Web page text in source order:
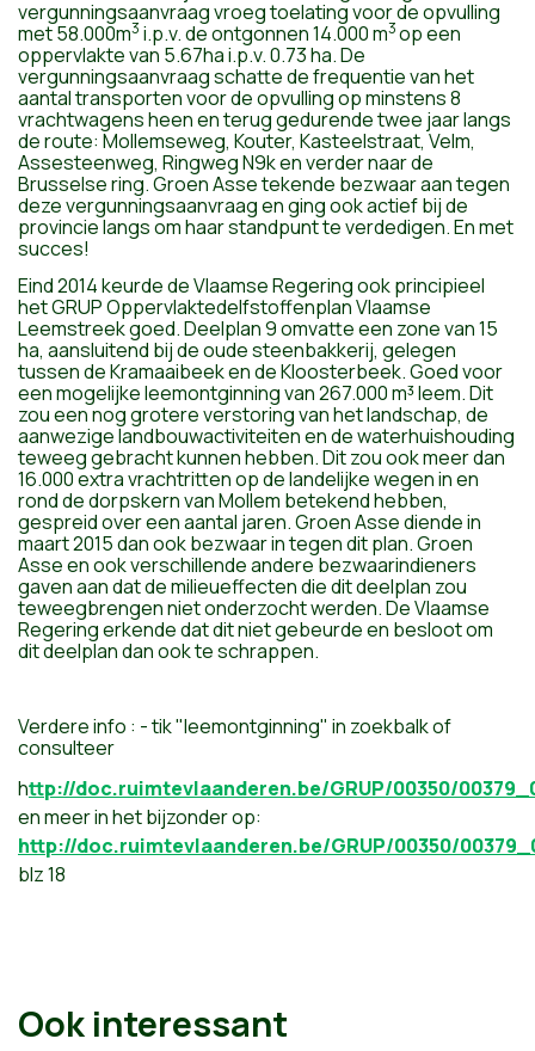
vergunningsaanvraag vroeg toelating voor de opvulling
met 58.000m3 i.p.v. de ontgonnen 14.000 m3op een
oppervlakte van 5.67ha i.p.v. 0.73 ha. De
vergunningsaanvraag schatte de frequentie van het
aantal transporten voor de opvulling op minstens 8
vrachtwagens heen en terug gedurende twee jaar langs
de route: Mollemseweg, Kouter, Kasteelstraat, Velm,
Assesteenweg, Ringweg N9k en verder naar de
Brusselse ring. Groen Asse tekende bezwaar aan tegen
deze vergunningsaanvraag en ging ook actief bij de
provincie langs om haar standpunt te verdedigen. En met
succes!
Eind 2014 keurde de Vlaamse Regering ook principieel
het GRUP Oppervlaktedelfstoffenplan Vlaamse
Leemstreek goed. Deelplan 9 omvatte een zone van 15
ha, aansluitend bij de oude steenbakkerij, gelegen
tussen de Kramaaibeek en de Kloosterbeek. Goed voor
een mogelijke leemontginning van 267.000 m³ leem. Dit
zou een nog grotere verstoring van het landschap, de
aanwezige landbouwactiviteiten en de waterhuishouding
teweeg gebracht kunnen hebben. Dit zou ook meer dan
16.000 extra vrachtritten op de landelijke wegen in en
rond de dorpskern van Mollem betekend hebben,
gespreid over een aantal jaren. Groen Asse diende in
maart 2015 dan ook bezwaar in tegen dit plan. Groen
Asse en ook verschillende andere bezwaarindieners
gaven aan dat de milieueffecten die dit deelplan zou
teweegbrengen niet onderzocht werden. De Vlaamse
Regering erkende dat dit niet gebeurde en besloot om
dit deelplan dan ook te schrappen.
Verdere info : - tik "leemontginning" in zoekbalk of
consulteer
http://doc.ruimtevlaanderen.be/GRUP/00350/
en meer in het bijzonder op:
http://doc.ruimtevlaanderen.be/GRUP/00350/
blz 18
Ook interessant